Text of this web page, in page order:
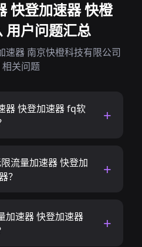
快登加速器 快橙
户问题汇总
速器 南京快橙科技有限公司
相关问题
器 快登加速器 fq软
流量加速器 快登加
？
加速器 快登加速器